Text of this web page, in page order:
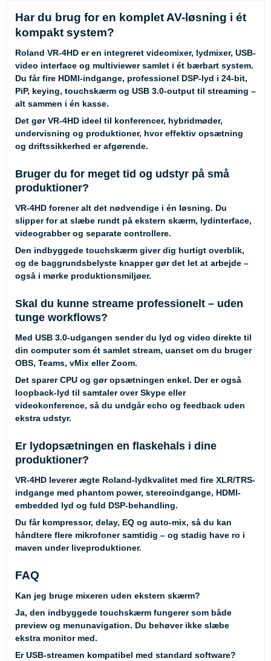
Har du brug for en komplet AV-løsning i ét
kompakt system?
Roland VR-4HD er en integreret videomixer, lydmixer, USB-
video interface og multiviewer samlet i ét bærbart system.
Du får fire HDMI-indgange, professionel DSP-lyd i 24-bit,
PiP, keying, touchskærm og USB 3.0-output til streaming –
alt sammen i én kasse.
Det gør VR-4HD ideel til konferencer, hybridmøder,
undervisning og produktioner, hvor effektiv opsætning
og driftssikkerhed er afgørende.
Bruger du for meget tid og udstyr på små
produktioner?
VR-4HD forener alt det nødvendige i én løsning. Du
slipper for at slæbe rundt på ekstern skærm, lydinterface,
videograbber og separate controllere.
Den indbyggede touchskærm giver dig hurtigt overblik,
og de baggrundsbelyste knapper gør det let at arbejde –
også i mørke produktionsmiljøer.
Skal du kunne streame professionelt – uden
tunge workflows?
Med USB 3.0-udgangen sender du lyd og video direkte til
din computer som ét samlet stream, uanset om du bruger
OBS, Teams, vMix eller Zoom.
Det sparer CPU og gør opsætningen enkel. Der er også
loopback-lyd til samtaler over Skype eller
videokonference, så du undgår echo og feedback uden
ekstra udstyr.
Er lydopsætningen en flaskehals i dine
produktioner?
VR-4HD leverer ægte Roland-lydkvalitet med fire XLR/TRS-
indgange med phantom power, stereoindgange, HDMI-
embedded lyd og fuld DSP-behandling.
Du får kompressor, delay, EQ og auto-mix, så du kan
håndtere flere mikrofoner samtidig – og stadig have ro i
maven under liveproduktioner.
FAQ
Kan jeg bruge mixeren uden ekstern skærm?
Ja, den indbyggede touchskærm fungerer som både
preview og menunavigation. Du behøver ikke slæbe
ekstra monitor med.
Er USB-streamen kompatibel med standard software?